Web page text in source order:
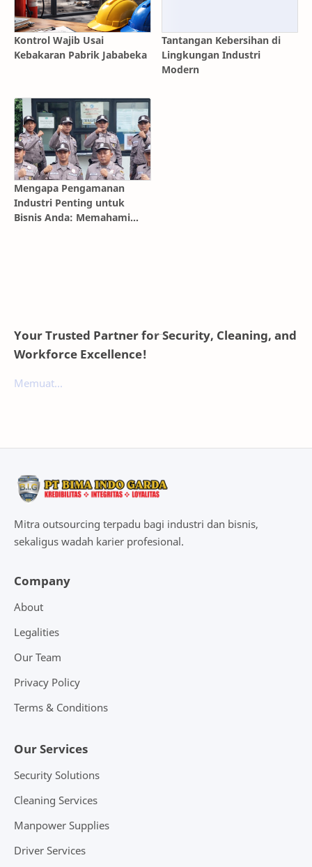
Kontrol Wajib Usai
Kebakaran Pabrik Jababeka
Tantangan Kebersihan di
Lingkungan Industri
Modern
Mengapa Pengamanan
Industri Penting untuk
Bisnis Anda: Memahami
Your Trusted Partner for Security, Cleaning, and
Workforce Excellence!
Memuat...
Mitra outsourcing terpadu bagi industri dan bisnis,
sekaligus wadah karier profesional.
Company
About
Legalities
Our Team
Privacy Policy
Terms & Conditions
Our Services
Security Solutions
Cleaning Services
Manpower Supplies
Driver Services